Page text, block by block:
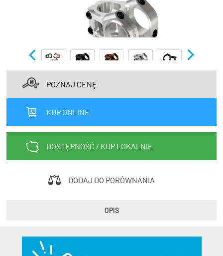
Kup bon podarunkowy
Zestawy opon Vittoria teraz w
promocji z eBonem 60zł na kolejne
zakupy!
OUTLET
NOWOŚCI
BONY
PROMOCJE
KONTAKT
EN
POZNAJ CENĘ
KUP ONLINE
DOSTĘPNOŚĆ / KUP LOKALNIE
DODAJ DO PORÓWNANIA
OPIS